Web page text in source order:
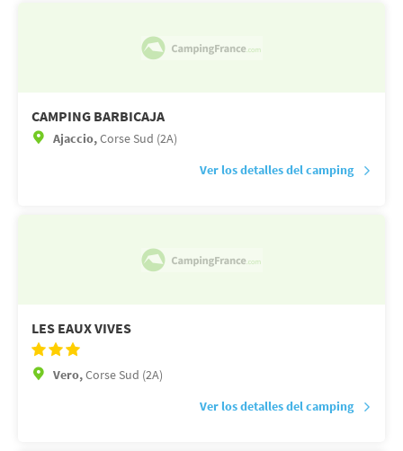
CAMPING BARBICAJA
Ajaccio,Corse Sud (2A)
Ver los detalles del camping
LES EAUX VIVES
Vero,Corse Sud (2A)
Ver los detalles del camping